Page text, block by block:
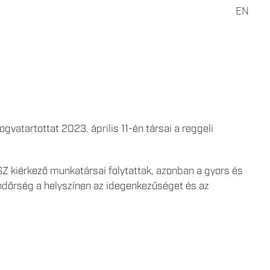
EN
2023. április 11-én társai a reggeli
kiérkező munkatársai folytattak, azonban a gyors és
a helyszínen az idegenkezűséget és az